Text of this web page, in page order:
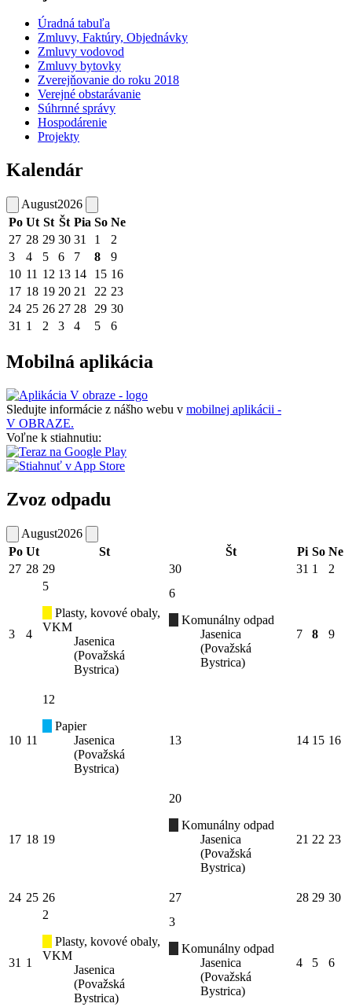
Úradná tabuľa
Zmluvy, Faktúry, Objednávky
Zmluvy vodovod
Zmluvy bytovky
Zverejňovanie do roku 2018
Verejné obstarávanie
Súhrnné správy
Hospodárenie
Projekty
Kalendár
August2026
Po Ut St Št Pia So Ne
27 28 29 30 31 1
2
3
4 5 6 7 8
9
10 11 12 13 14 15 16
17 18 19 20 21 22 23
24 25 26 27 28 29 30
31 1 2 3 4 5 6
Mobilná aplikácia
Sledujte informácie z nášho webu v mobilnej aplikácii -
V OBRAZE.
Voľne k stiahnutiu:
Zvoz odpadu
August2026
Po Ut St Št Pi So Ne
27 28 29 30 31 1 2
3 4
5
Plasty, kovové obaly,
VKM
Jasenica
(Považská
Bystrica)
6
Komunálny odpad
Jasenica
(Považská
Bystrica)
7 8 9
10 11
12
Papier
Jasenica
(Považská
Bystrica)
13 14 15 16
17 18 19
20
Komunálny odpad
Jasenica
(Považská
Bystrica)
21 22 23
24 25 26 27 28 29 30
31 1
2
Plasty, kovové obaly,
VKM
Jasenica
(Považská
Bystrica)
3
Komunálny odpad
Jasenica
(Považská
Bystrica)
4 5 6